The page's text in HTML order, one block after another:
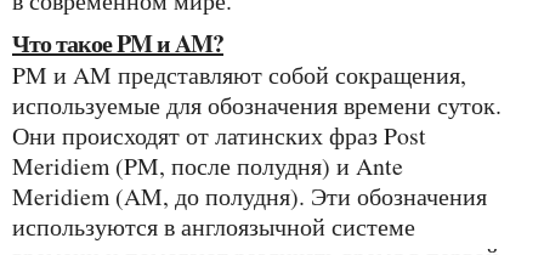
Что такое PM и AM?
PM и AM представляют собой сокращения,
используемые для обозначения времени суток.
Они происходят от латинских фраз Post
Meridiem (PM, после полудня) и Ante
Meridiem (AM, до полудня). Эти обозначения
используются в англоязычной системе